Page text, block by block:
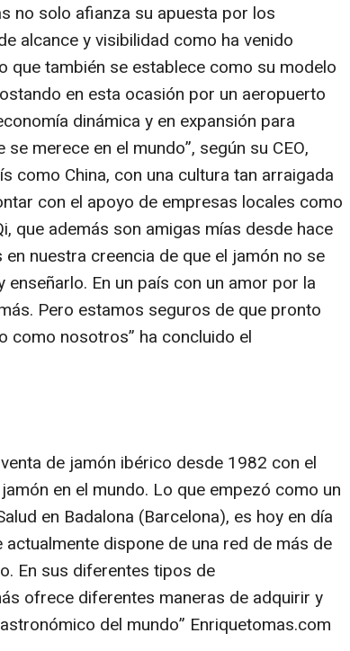
no solo afianza su apuesta por los
alcance y visibilidad como ha venido
que también se establece como su modelo
en esta ocasión por un aeropuerto
dinámica y en expansión para
merece en el mundo”, según su CEO,
como China, con una cultura tan arraigada
con el apoyo de empresas locales como
que además son amigas mías desde hace
nuestra creencia de que el jamón no se
enseñarlo. En un país con un amor por la
Pero estamos seguros de que pronto
como nosotros” ha concluido el
de jamón ibérico desde 1982 con el
en el mundo. Lo que empezó como un
en Badalona (Barcelona), es hoy en día
dispone de una red de más de
En sus diferentes tipos de
ofrece diferentes maneras de adquirir y
del mundo” Enriquetomas.com